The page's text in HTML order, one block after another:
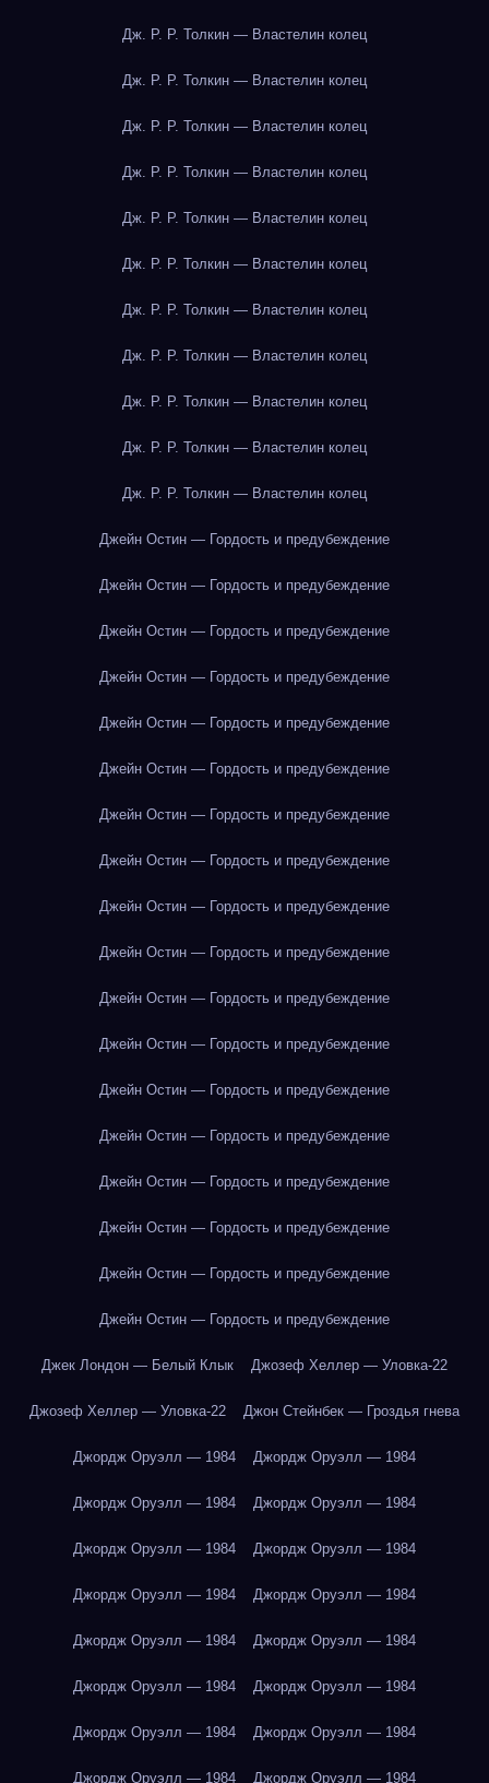
Дж. Р. Р. Толкин — Властелин колец
Дж. Р. Р. Толкин — Властелин колец
Дж. Р. Р. Толкин — Властелин колец
Дж. Р. Р. Толкин — Властелин колец
Дж. Р. Р. Толкин — Властелин колец
Дж. Р. Р. Толкин — Властелин колец
Дж. Р. Р. Толкин — Властелин колец
Дж. Р. Р. Толкин — Властелин колец
Дж. Р. Р. Толкин — Властелин колец
Дж. Р. Р. Толкин — Властелин колец
Дж. Р. Р. Толкин — Властелин колец
Джейн Остин — Гордость и предубеждение
Джейн Остин — Гордость и предубеждение
Джейн Остин — Гордость и предубеждение
Джейн Остин — Гордость и предубеждение
Джейн Остин — Гордость и предубеждение
Джейн Остин — Гордость и предубеждение
Джейн Остин — Гордость и предубеждение
Джейн Остин — Гордость и предубеждение
Джейн Остин — Гордость и предубеждение
Джейн Остин — Гордость и предубеждение
Джейн Остин — Гордость и предубеждение
Джейн Остин — Гордость и предубеждение
Джейн Остин — Гордость и предубеждение
Джейн Остин — Гордость и предубеждение
Джейн Остин — Гордость и предубеждение
Джейн Остин — Гордость и предубеждение
Джейн Остин — Гордость и предубеждение
Джейн Остин — Гордость и предубеждение
Джек Лондон — Белый Клык Джозеф Хеллер — Уловка-22
Джозеф Хеллер — Уловка-22 Джон Стейнбек — Гроздья гнева
Джордж Оруэлл — 1984 Джордж Оруэлл — 1984
Джордж Оруэлл — 1984 Джордж Оруэлл — 1984
Джордж Оруэлл — 1984 Джордж Оруэлл — 1984
Джордж Оруэлл — 1984 Джордж Оруэлл — 1984
Джордж Оруэлл — 1984 Джордж Оруэлл — 1984
Джордж Оруэлл — 1984 Джордж Оруэлл — 1984
Джордж Оруэлл — 1984 Джордж Оруэлл — 1984
Джордж Оруэлл — 1984 Джордж Оруэлл — 1984